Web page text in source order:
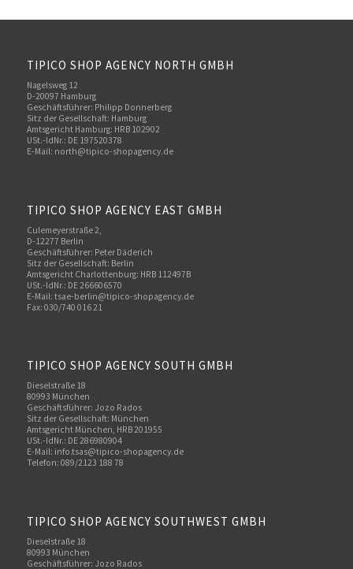
TIPICO SHOP AGENCY NORTH GMBH
Nagelsweg 12
D-20097 Hamburg
Geschäftsführer: Philipp Donnerberg
Sitz der Gesellschaft: Hamburg
Amtsgericht Hamburg: HRB 102902
USt.-IdNr.: DE 197520378
E-Mail: north@tipico-shopagency.de
TIPICO SHOP AGENCY EAST GMBH
Culemeyerstraße 2,
D-12277 Berlin
Geschäftsführer: Peter Däderich
Sitz der Gesellschaft: Berlin
Amtsgericht Charlottenburg: HRB 112497B
USt.-IdNr.: DE 266606570
E-Mail: tsae-berlin@tipico-shopagency.de
Fax: 030/740 016 21
TIPICO SHOP AGENCY SOUTH GMBH
Dieselstraße 18
80993 München
Geschäftsführer: Jozo Rados
Sitz der Gesellschaft: München
Amtsgericht München, HRB 201955
USt.-IdNr.: DE 286980904
E-Mail: info.tsas@tipico-shopagency.de
Telefon: 089/2123 188 78
TIPICO SHOP AGENCY SOUTHWEST GMBH
Dieselstraße 18
80993 München
Geschäftsführer: Jozo Rados